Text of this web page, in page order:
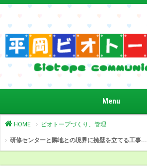
Menu
HOME ビオトープづくり、管理
研修センターと隣地との境界に擁壁を立てる工事...